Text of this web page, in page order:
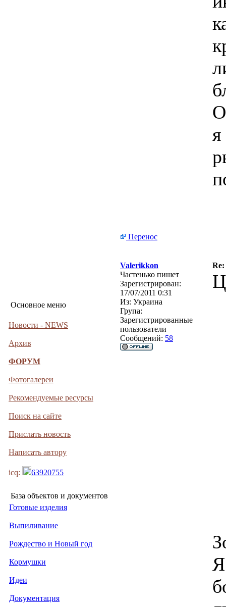
Основное меню
Новости - NEWS
Архив
ФОРУМ
Фотогалереи
Рекомендуемые ресурсы
Поиск на сайте
Прислать новость
Написать автору
icq: 63920755
База объектов и документов
Готовые изделия
Выпиливание
Рождество и Новый год
Кормушки
Идеи
Документация
Перенос
Valerikkon
Re:
Частенько пишет
Зарегистрирован:
17/07/2011 0:31
Из: Украина
Група:
Зарегистрированные
пользователи
Сообщений: 58